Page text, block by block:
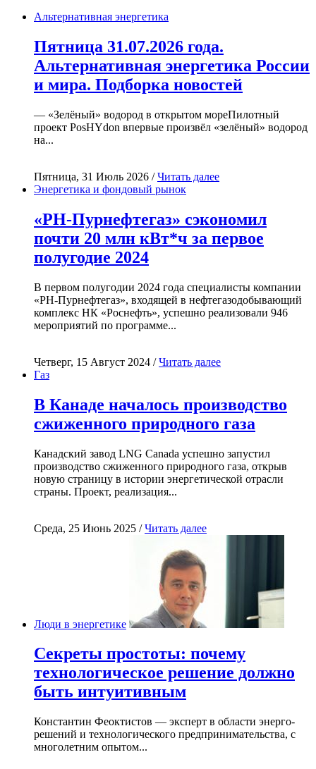
Альтернативная энергетика
Пятница 31.07.2026 года.
Альтернативная энергетика России
и мира. Подборка новостей
— «Зелёный» водород в открытом мореПилотный
проект PosHYdon впервые произвёл «зелёный» водород
на...
Пятница, 31 Июль 2026 /Читать далее
Энергетика и фондовый рынок
«РН-Пурнефтегаз» сэкономил
почти 20 млн кВт*ч за первое
полугодие 2024
В первом полугодии 2024 года специалисты компании
«РН-Пурнефтегаз», входящей в нефтегазодобывающий
комплекс НК «Роснефть», успешно реализовали 946
мероприятий по программе...
Четверг, 15 Август 2024 /Читать далее
Газ
В Канаде началось производство
сжиженного природного газа
Канадский завод LNG Canada успешно запустил
производство сжиженного природного газа, открыв
новую страницу в истории энергетической отрасли
страны. Проект, реализация...
Среда, 25 Июнь 2025 /Читать далее
Люди в энергетике
Секреты простоты: почему
технологическое решение должно
быть интуитивным
Константин Феоктистов — эксперт в области энерго-
решений и технологического предпринимательства, с
многолетним опытом...